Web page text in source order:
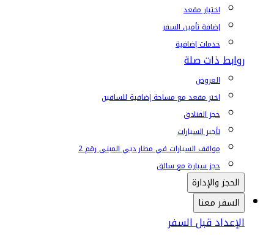
اختيار مقعد
إضافة تأمين السفر
خدمات إضافية
روابط ذات صلة
العروض
اختر مقعد مع مساحة إضافية للساقين
حجز الفنادق
تأجير السيارات
مواقف السيارات في مطار دبي المبنى رقم 2
حجز سيارة مع سائق
الحجز والإدارة
السفر معنا
الإعداد قبل السفر